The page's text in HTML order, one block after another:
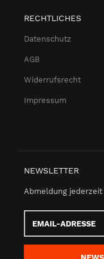
RECHTLICHES
Datenschutz
AGB
Widerrufsrecht
Impressum
NEWSLETTER
Abmeldung jederzeit
Adresse